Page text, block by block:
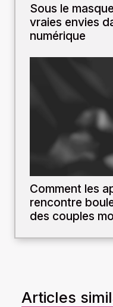
Sous le
vraies envies
numérique
Comment les
rencontre
des couples
Articles